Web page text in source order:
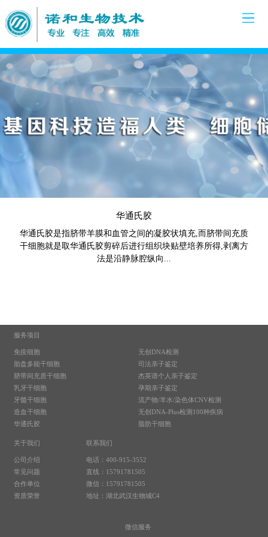
华通氏胶
华通氏胶是指脐带羊膜和血管之间的凝胶状填充,而脐带间充质
干细胞就是取华通氏胶剪碎后进行组织块贴壁培养所得,剥离方
法是沿静脉腔纵向...
服务项目
免疫细胞
胎盘多能干细胞
脐带间充质干细胞
乳牙干细胞
牙髓干细胞
造血干细胞
华通氏胶
无创DNA检测
司法亲子鉴定
杰英谱个人亲子鉴定
孕期亲子鉴定
流产物/羊水/染色体CNV检测
无创DNA-Plus检测100种疾病
脂肪干细胞
关于我们
公司介绍
常见问题
合作单位
资质荣誉
联系我们
电话：400-915-3552
直线：15791781505
微信：15791781505
地址：湖北武汉生物城C4
微信服务